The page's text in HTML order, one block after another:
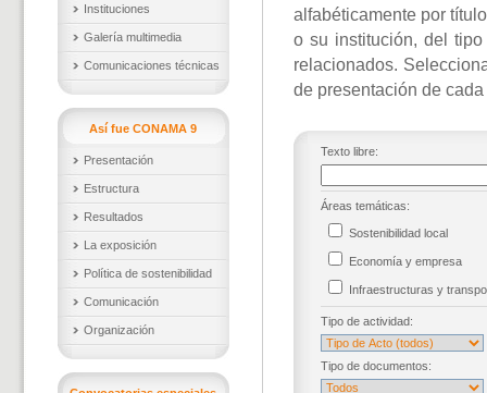
Instituciones
Galería multimedia
Comunicaciones técnicas
Así fue CONAMA 9
Presentación
Estructura
Resultados
La exposición
Política de sostenibilidad
Comunicación
Organización
alfabéticamente por
o su institución, del
relacionados.
de presentación de
Texto libre:
Áreas temáticas:
Sostenibilidad local
Economía y empresa
Infraestructuras y
Tipo de actividad:
Tipo de documentos: